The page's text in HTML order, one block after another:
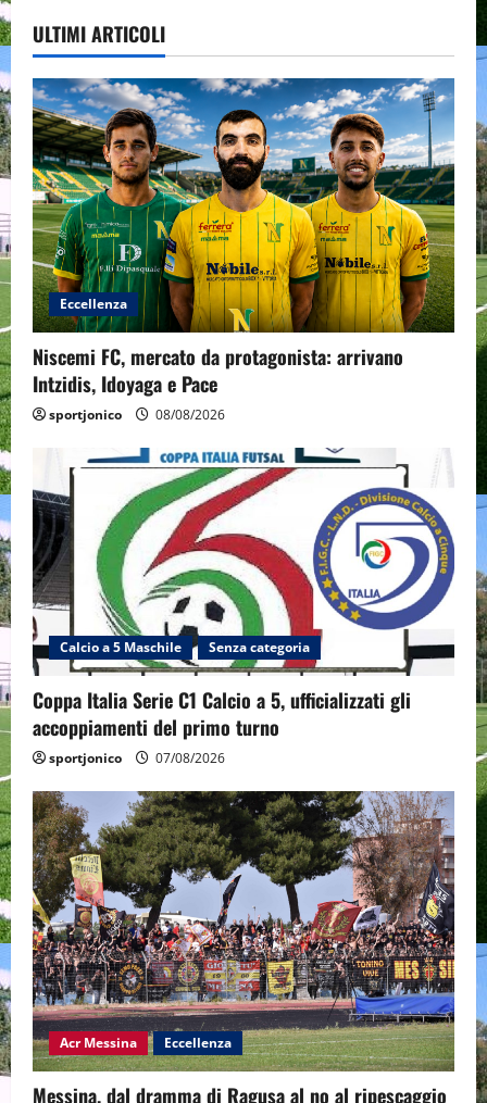
ULTIMI ARTICOLI
Eccellenza
Niscemi FC, mercato da protagonista: arrivano
Intzidis, Idoyaga e Pace
sportjonico 08/08/2026
Calcio a 5 Maschile Senza categoria
Coppa Italia Serie C1 Calcio a 5, ufficializzati gli
accoppiamenti del primo turno
sportjonico 07/08/2026
Acr Messina Eccellenza
Messina, dal dramma di Ragusa al no al ripescaggio